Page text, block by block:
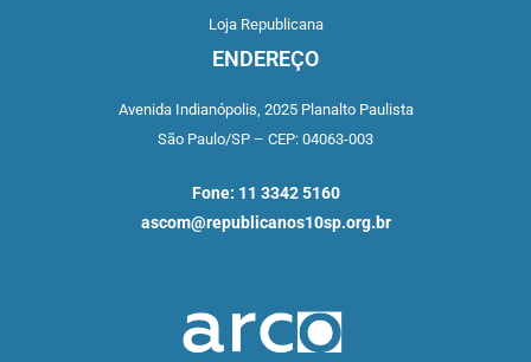
Loja Republicana
ENDEREÇO
Avenida Indianópolis, 2025 Planalto Paulista
São Paulo/SP – CEP: 04063-003
Fone: 11 3342 5160
ascom@republicanos10sp.org.br